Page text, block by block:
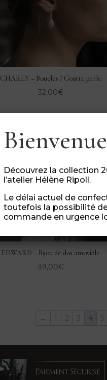
CHARLY – Boucles / Goutte perle
32,00€
EDWARD – Bijou de dos amovible
39,00€
← 1 2 3 4 5
Découvrez la collection
l’atelier Hélène Ripoll.
Le délai actuel de
toutefois la possibilité
commande en urgence